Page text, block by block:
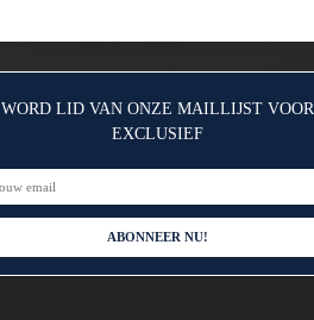
WORD LID VAN ONZE MAILLIJST VOOR
EXCLUSIEF